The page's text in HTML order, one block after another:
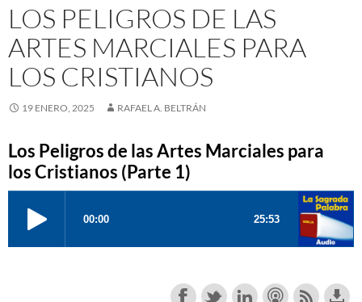
LOS PELIGROS DE LAS
ARTES MARCIALES PARA
LOS CRISTIANOS
19 ENERO, 2025 RAFAEL A. BELTRÁN
Los Peligros de las Artes Marciales para
los Cristianos (Parte 1)